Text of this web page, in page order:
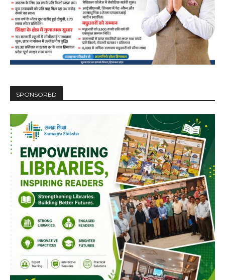
DAILY NEWS BULLETIN
Video
Player
00:00 12:27
SPONSORED